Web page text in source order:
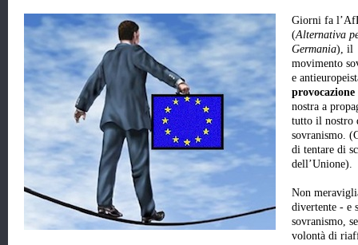
Giorni fa
(Alternativa
Germania), il
movimento
e
provocazione
nostra a
tutto il nostro
sovranismo.
di tentare di
dell’Unione).
Non
divertente - e
sovranismo,
volontà di